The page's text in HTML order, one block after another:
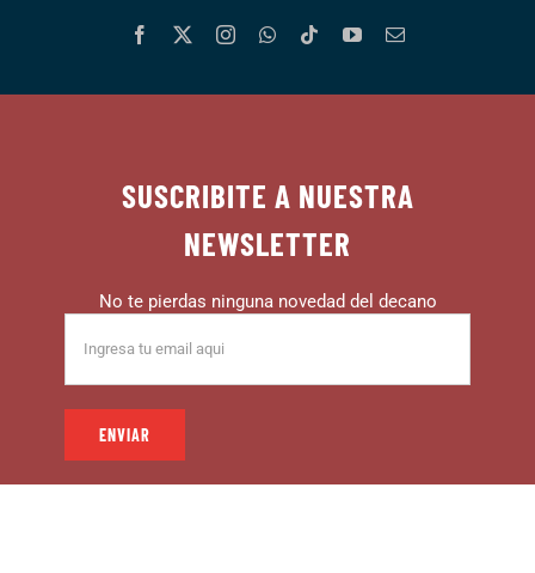
SUSCRIBITE A NUESTRA
NEWSLETTER
No te pierdas ninguna novedad del decano